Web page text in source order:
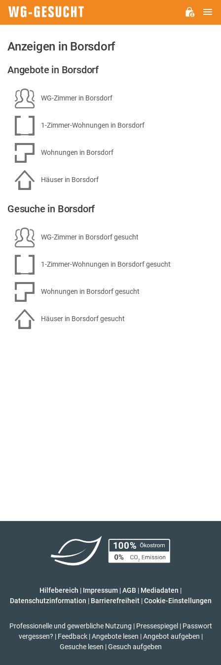
Anzeigen in Borsdorf
Angebote in Borsdorf
WG-Zimmer in Borsdorf
1-Zimmer-Wohnungen in Borsdorf
Wohnungen in Borsdorf
Häuser in Borsdorf
Gesuche in Borsdorf
WG-Zimmer in Borsdorf gesucht
1-Zimmer-Wohnungen in Borsdorf gesucht
Wohnungen in Borsdorf gesucht
Häuser in Borsdorf gesucht
Hilfebereich | Impressum |AGB | Mediadaten |
Datenschutzinformation | Barrierefreiheit | Cookie-Einstellungen
Professionelle und gewerbliche Nutzung | Pressespiegel | Passwort
vergessen? | Feedback | Angebote lesen | Angebot aufgeben |
Gesuche lesen | Gesuch aufgeben